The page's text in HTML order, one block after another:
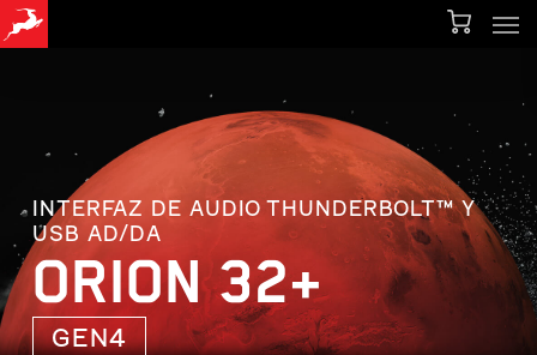
Skip
INTERFAZ DE AUDIO THUNDERBOLT™ Y
USB AD/DA
ORION 32+
GEN4
Menu